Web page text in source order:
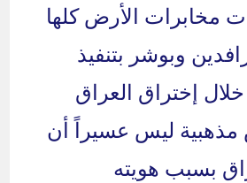
مخابرات الأرض كلها
وبوشر بتنفيذ
إختراق العراق
ليس عسيراً أن
بسبب هويته